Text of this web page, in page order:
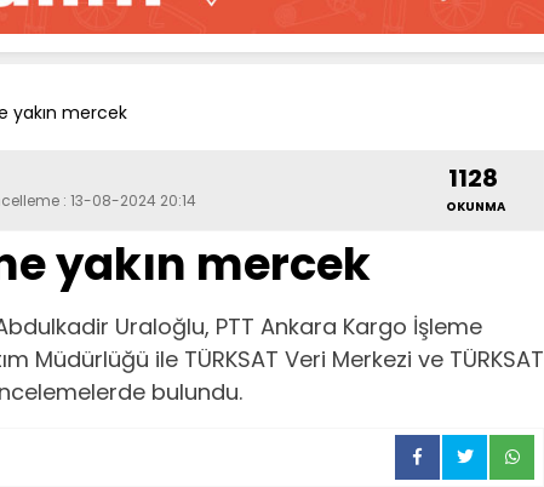
yakın mercek
: 13-08-2024 20:14
1128
OKUNMA
yakın mercek
Uraloğlu, PTT Ankara Kargo İşleme
Müdürlüğü ile TÜRKSAT Veri Merkezi ve TÜRKSAT
bulundu.